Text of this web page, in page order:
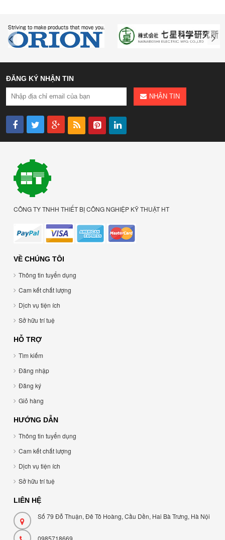
ĐĂNG KÝ NHẬN TIN
NHẬN TIN
CÔNG TY TNHH THIẾT BỊ CÔNG NGHIỆP KỸ THUẬT HT
VỀ CHÚNG TÔI
Thông tin tuyển dụng
Cam kết chất lượng
Dịch vụ tiện ích
Sở hữu trí tuệ
HỖ TRỢ
Tìm kiếm
Đăng nhập
Đăng ký
Giỏ hàng
HƯỚNG DẪN
Thông tin tuyển dụng
Cam kết chất lượng
Dịch vụ tiện ích
Sở hữu trí tuệ
LIÊN HỆ
Số 79 Đỗ Thuận, Đê Tô Hoàng, Cầu Dền, Hai Bà Trưng, Hà Nội
0985718669